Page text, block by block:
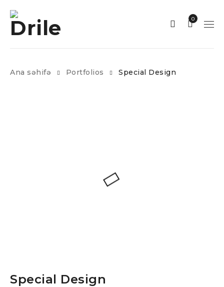
0
Ana səhifə Portfolios Special Design
Special Design